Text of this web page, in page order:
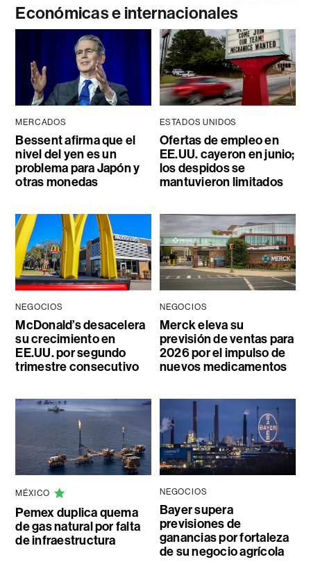
Económicas e internacionales
MERCADOS
Bessent afirma que el
nivel del yen es un
problema para Japón y
otras monedas
ESTADOS UNIDOS
Ofertas de empleo en
EE.UU. cayeron en junio;
los despidos se
mantuvieron limitados
NEGOCIOS
McDonald’s desacelera
su crecimiento en
EE.UU. por segundo
trimestre consecutivo
NEGOCIOS
Merck eleva su
previsión de ventas para
2026 por el impulso de
nuevos medicamentos
MÉXICO
Pemex duplica quema
de gas natural por falta
de infraestructura
NEGOCIOS
Bayer supera
previsiones de
ganancias por fortaleza
de su negocio agrícola